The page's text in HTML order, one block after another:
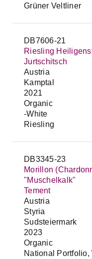
Grüner Veltliner
DB7606-21
Riesling
Jurtschitsch
Austria
Kamptal
2021
Organic
-White
Riesling
DB3345-23
Morillon
"Muschelkalk"
Tement
Austria
Styria
Sudsteiermark
2023
Organic
National Portfolio,